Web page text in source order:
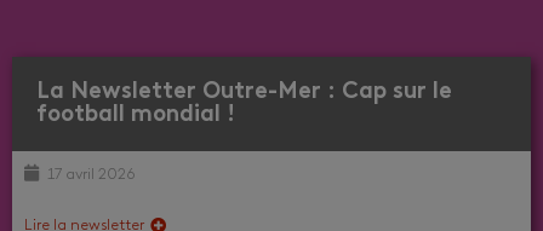
La Newsletter Outre-Mer : Cap sur le
football mondial !
17 avril 2026
Lire la newsletter